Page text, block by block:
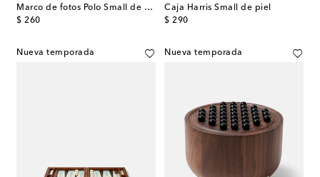
Marco de fotos Polo Small de piel
$ 260
original price
Caja Harris Small de piel
$ 290
original price
Nueva temporada Nueva temporada